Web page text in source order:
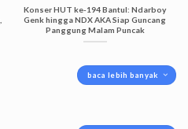
Konser HUT ke-194 Bantul: Ndarboy
Genk hingga NDX AKA Siap Guncang
Panggung Malam Puncak
baca lebih banyak